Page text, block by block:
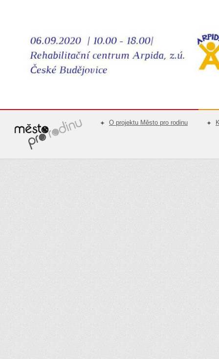
O projektu Město pro rodinu